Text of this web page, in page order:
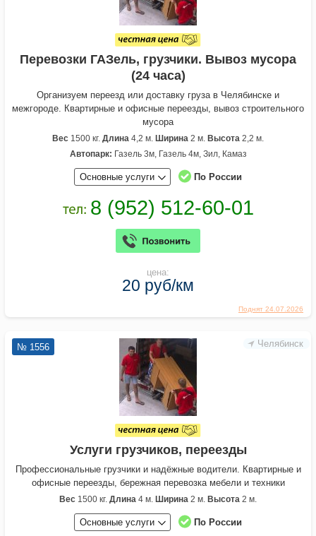
Поднят 24.07.2026
Перевозки ГАЗель, грузчики. Вывоз мусора
(24 часа)
Организуем переезд или доставку груза в Челябинске и
межгороде. Квартирные и офисные переезды, вывоз строительного
мусора
Вес 1500 кг. Длина 4,2 м. Ширина 2 м. Высота 2,2 м.
Автопарк: Газель 3м, Газель 4м, Зил, Камаз
Основные услуги По России
цена:
20 руб/км
Челябинск
№ 1556
Услуги грузчиков, переезды
Профессиональные грузчики и надёжные водители. Квартирные и
офисные переезды, бережная перевозка мебели и техники
Вес 1500 кг. Длина 4 м. Ширина 2 м. Высота 2 м.
Основные услуги По России